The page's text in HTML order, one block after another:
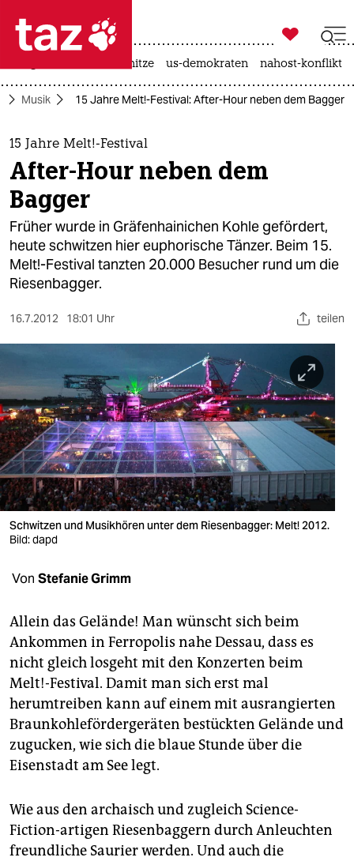
 taz zahl ich
taz zahl ich
themen
politik
öko
gesellschaft
kultur
sport
berlin
nord
wahrheit
verlag
verlag
veranstaltungen
fragen & hilfe
unterstützen
abo
genossenschaft
epaper login

taz zahl ich
hitze us-demokraten nahost-konflikt
Musik 15 Jahre Melt!-Festival: After-Hour neben dem Bagger
15 Jahre Melt!-Festival
After-Hour neben dem
Bagger
Früher wurde in Gräfenhainichen Kohle gefördert,
heute schwitzen hier euphorische Tänzer. Beim 15.
Melt!-Festival tanzten 20.000 Besucher rund um die
Riesenbagger.
16.7.2012 18:01 Uhr teilen
Schwitzen und Musikhören unter dem Riesenbagger: Melt! 2012.
Bild: dapd
Von Stefanie Grimm
Allein das Gelände! Man wünscht sich beim
Ankommen in Ferropolis nahe Dessau, dass es
nicht gleich losgeht mit den Konzerten beim
Melt!-Festival. Damit man sich erst mal
herumtreiben kann auf einem mit ausrangierten
Braunkohlefördergeräten bestückten Gelände und
zugucken, wie sich die blaue Stunde über die
Eisenstadt am See legt.
Wie aus den archaisch und zugleich Science-
Fiction-artigen Riesenbaggern durch Anleuchten
freundliche Saurier werden. Und auch die